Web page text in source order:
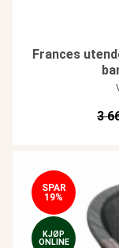
Frances
3
SPAR
19%
KJØP
ONLINE